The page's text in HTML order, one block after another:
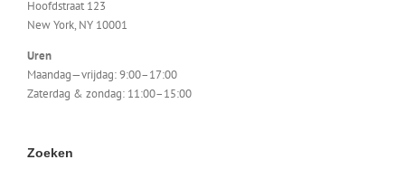
Hoofdstraat 123
New York, NY 10001
Uren
Maandag—vrijdag: 9:00–17:00
Zaterdag & zondag: 11:00–15:00
Zoeken